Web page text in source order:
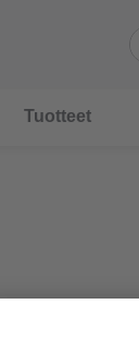
Tuotteet